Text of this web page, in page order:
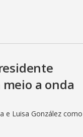
a onda
e Luisa González como